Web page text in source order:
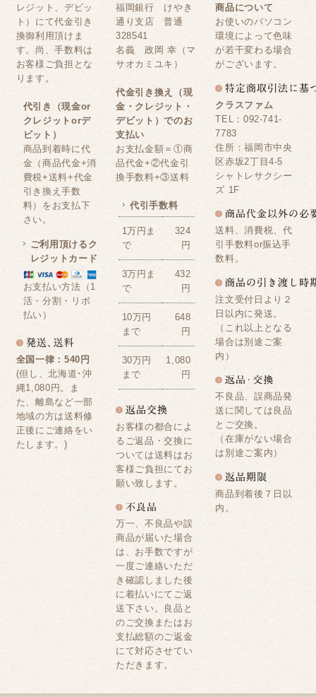
レジット、デビッ
ト）にて代金引き
換御利用頂けま
す。尚、手数料は
お客様ご負担とな
ります。
代引き（現金or
クレジットorデ
ビット）
商品到着時に代
金（商品代金+消
費税+送料+代金
引き換え手数
料）をお支払下
さい。
ご利用頂けるク
レジットカード
お支払い方法（1
活・分割・リボ
払い）
全国一律：540円
(但し、北海道･沖
縄1,080円。ま
た、離島など一部
地域の方は送料修
正後にご連絡をい
たします。)
福岡銀行 けやき
通り支店 普通
328541
名義 政岡 幸（マ
サオカミユキ）
代金引き換え（現
金・クレジット・
デビット）でのお
支払い
お支払金額＝①商
品代金+②代金引
換手数料+③送料
代引手数料
1万円ま
で
324
円
3万円ま
で
432
円
10万円
まで
648
円
30万円
まで
1,080
円
お客様の都合によ
るご返品・交換に
ついては送料はお
客様ご負担にてお
願い致します。
万一、不良品や誤
商品が届いた場合
は、お手数ですが
一度ご連絡いただ
き確認しました後
に着払いにてご返
送下さい。良品と
のご交換またはお
支払総額のご返金
にて対応させてい
ただきます。
商品について
お使いのパソコン
環境によって色味
が若干変わる場合
がございます。
クラスファム
TEL：092-741-
7783
住所：福岡市中央
区赤坂2丁目4-5
シャトレサクシー
ズ 1F
送料、消費税、代
引手数料or振込手
数料。
注文受付日より２
日以内に発送。
（これ以上となる
場合は別途ご案
内）
不良品、誤商品発
送に関しては良品
とご交換。
（在庫がない場合
は別途ご案内）
商品到着後７日以
内。